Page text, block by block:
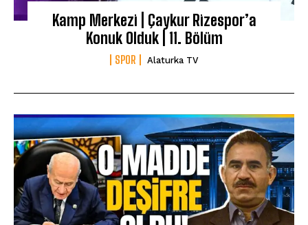
Kamp Merkezi | Çaykur Rizespor’a
Konuk Olduk | 11. Bölüm
SPOR Alaturka TV